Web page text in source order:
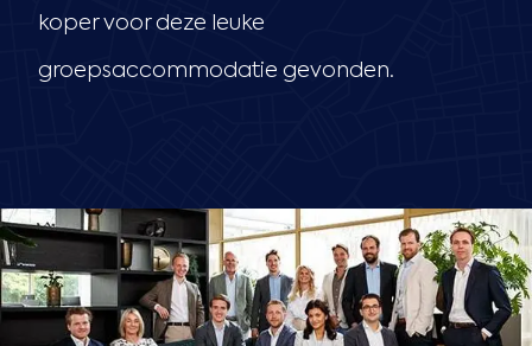
koper voor deze leuke
groepsaccommodatie gevonden.